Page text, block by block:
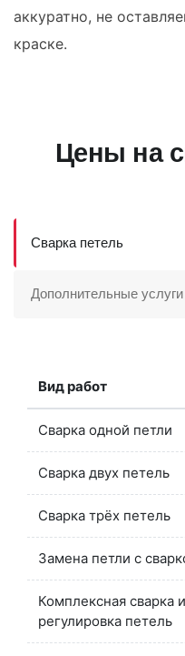
аккуратно, не
краске.
Цены на
Сварка петель
Дополнительные услуги
Вид работ
Сварка одной петли
Сварка двух петель
Сварка трёх петель
Замена петли с
Комплексная сварка и
регулировка петель